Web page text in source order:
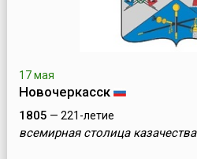
17 мая
Новочеркасск
1805 — 221-летие
всемирная столица казачества